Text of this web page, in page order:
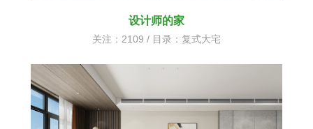
设计师的家
关注：2109 / 目录： 复式大宅